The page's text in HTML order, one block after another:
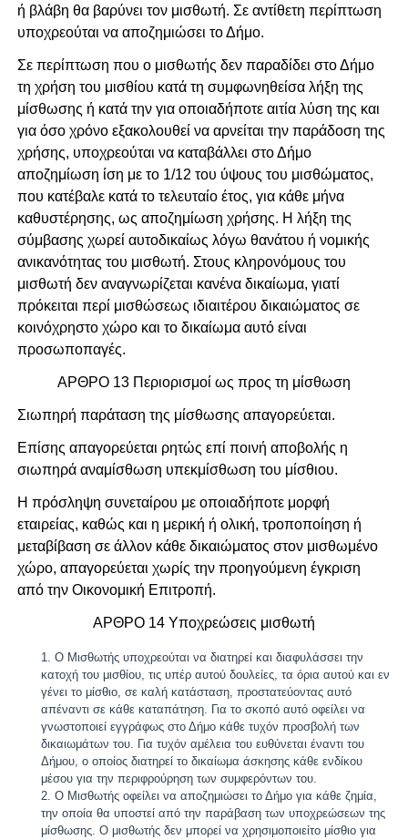
ή βλάβη θα βαρύνει τον μισθωτή. Σε αντίθετη περίπτωση
υποχρεούται να αποζημιώσει το Δήμο.
Σε περίπτωση που ο μισθωτής δεν παραδίδει στο Δήμο
τη χρήση του μισθίου κατά τη συμφωνηθείσα λήξη της
μίσθωσης ή κατά την για οποιαδήποτε αιτία λύση της και
για όσο χρόνο εξακολουθεί να αρνείται την παράδοση της
χρήσης, υποχρεούται να καταβάλλει στο Δήμο
αποζημίωση ίση με το 1/12 του ύψους του μισθώματος,
που κατέβαλε κατά το τελευταίο έτος, για κάθε μήνα
καθυστέρησης, ως αποζημίωση χρήσης. Η λήξη της
σύμβασης χωρεί αυτοδικαίως λόγω θανάτου ή νομικής
ανικανότητας του μισθωτή. Στους κληρονόμους του
μισθωτή δεν αναγνωρίζεται κανένα δικαίωμα, γιατί
πρόκειται περί μισθώσεως ιδιαιτέρου δικαιώματος σε
κοινόχρηστο χώρο και το δικαίωμα αυτό είναι
προσωποπαγές.
ΑΡΘΡΟ 13 Περιορισμοί ως προς τη μίσθωση
Σιωπηρή παράταση της μίσθωσης απαγορεύεται.
Επίσης απαγορεύεται ρητώς επί ποινή αποβολής η
σιωπηρά αναμίσθωση υπεκμίσθωση του μίσθιου.
Η πρόσληψη συνεταίρου με οποιαδήποτε μορφή
εταιρείας, καθώς και η μερική ή ολική, τροποποίηση ή
μεταβίβαση σε άλλον κάθε δικαιώματος στον μισθωμένο
χώρο, απαγορεύεται χωρίς την προηγούμενη έγκριση
από την Οικονομική Επιτροπή.
ΑΡΘΡΟ 14 Υποχρεώσεις μισθωτή
Ο Μισθωτής υποχρεούται να διατηρεί και διαφυλάσσει την
κατοχή του μισθίου, τις υπέρ αυτού δουλείες, τα όρια αυτού και εν
γένει το μίσθιο, σε καλή κατάσταση, προστατεύοντας αυτό
απέναντι σε κάθε καταπάτηση. Για το σκοπό αυτό οφείλει να
γνωστοποιεί εγγράφως στο Δήμο κάθε τυχόν προσβολή των
δικαιωμάτων του. Για τυχόν αμέλεια του ευθύνεται έναντι του
Δήμου, ο οποίος διατηρεί το δικαίωμα άσκησης κάθε ενδίκου
μέσου για την περιφρούρηση των συμφερόντων του.
Ο Μισθωτής οφείλει να αποζημιώσει το Δήμο για κάθε ζημία,
την οποία θα υποστεί από την παράβαση των υποχρεώσεων της
μίσθωσης. Ο μισθωτής δεν μπορεί να χρησιμοποιείτο μίσθιο για